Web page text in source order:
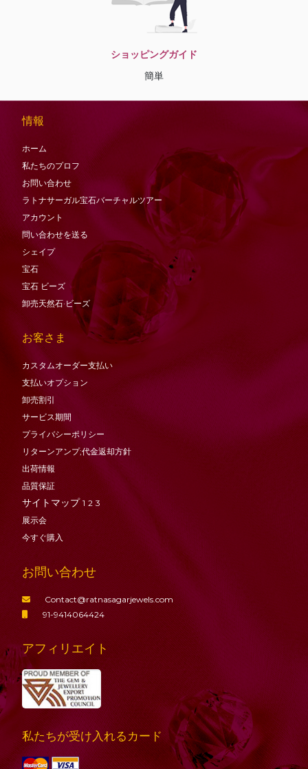
ショッピングガイド
簡単
情報
ホーム
私たちのプロフ
お問い合わせ
ラトナサーガル宝石バーチャ​​ルツアー
アカウント
問い合わせを送る
シェイプ
宝石
宝石 ビーズ
卸売天然石·ビーズ
お客さま
カスタムオーダー支払い
支払いオプション
卸売割引
サービス期間
プライバシーポリシー
リターンアンプ;代金返却方針
出荷情報
品質保証
サイトマップ 1 2 3
展示会
今すぐ購入
お問い合わせ
Contact@ratnasagarjewels.com
91-9414064424
アフィリエイト
私たちが受け入れるカード